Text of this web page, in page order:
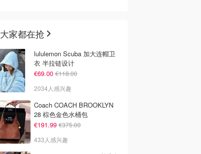
大家都在抢
lululemon Scuba 加大连帽卫
衣 半拉链设计
€69.00 €118.00
2034人感兴趣
Coach COACH BROOKLYN
28 棕色金色水桶包
€191.99 €375.00
433人感兴趣